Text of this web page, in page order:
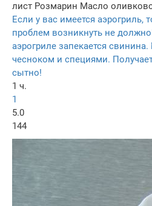
лист Розмарин Масло
Если у вас имеется аэрогриль,
проблем возникнуть не
аэрогриле запекается
чесноком и специями.
сытно!
1 ч.
1
5.0
144